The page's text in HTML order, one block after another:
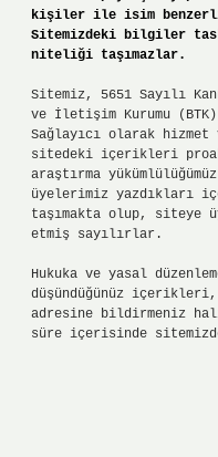
kişiler ile isim
Sitemizdeki bilgiler
niteliği taşımazlar.
Sitemiz, 5651 Sayılı
ve İletişim Kurumu
Sağlayıcı olarak hizmet
sitedeki içerikleri
araştırma
üyelerimiz yazdıkları
taşımakta olup, siteye
etmiş sayılırlar.
Hukuka ve yasal
düşündüğünüz içerikleri,
adresine bildirmeniz
süre içerisinde